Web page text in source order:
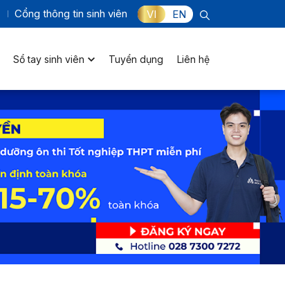
Cổng thông tin sinh viên VI EN
Sổ tay sinh viên Tuyển dụng Liên hệ